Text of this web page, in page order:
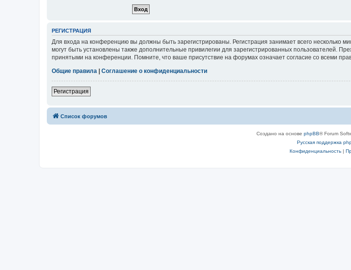
РЕГИСТРАЦИЯ
Для входа на конференцию вы должны быть зарегистрированы. Регистрация занимает всего несколько
могут быть установлены также дополнительные привилегии для зарегистрированных пользователей.
принятыми на конференции. Помните, что ваше присутствие на форумах означает согласие со всеми
Общие правила
Соглашение о конфиденциальности
Регистрация
Список форумов
Создано на основе phpBB® Forum
Русская поддержка
Конфиденциальность|